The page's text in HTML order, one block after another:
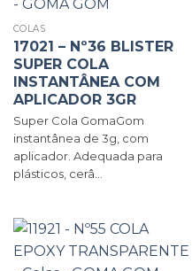
COLAS
17021 – Nº36 BLISTER
SUPER COLA
INSTANTÂNEA COM
APLICADOR 3GR
Super Cola GomaGom
instantânea de 3g, com
aplicador. Adequada para
plásticos, cerâ...